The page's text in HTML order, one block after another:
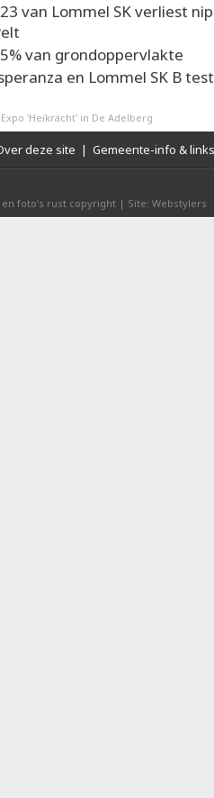
van Lommel SK verliest
van grondoppervlakte
en Lommel SK B
Expo 'Heikracht' in De Adelberg
deze site | Gemeente-info & links
foto’s rust copyright | Site: Webstylers